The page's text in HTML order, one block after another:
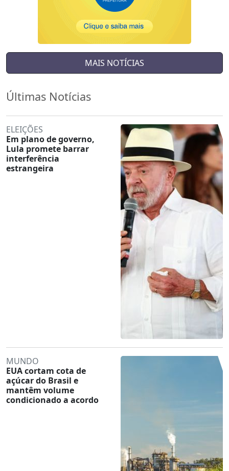
MAIS NOTÍCIAS
Últimas Notícias
ELEIÇÕES
Em plano de governo,
Lula promete barrar
interferência
estrangeira
MUNDO
EUA cortam cota de
açúcar do Brasil e
mantêm volume
condicionado a acordo